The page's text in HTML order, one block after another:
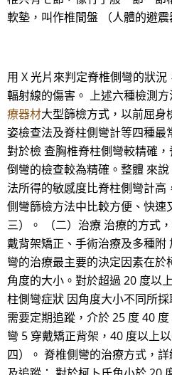
軟墊，叫作椎間盤 （人體的避震
用 X 光片來判定脊椎側彎的狀
輻射線的傷害。 上述六種檢測
療器材大型篩檢方式，以前屈身
姿檢查法及脊柱側彎計等四種最
對於檢 查胸椎脊柱側彎較精確
倒彎的檢查較為精確。整體 來
法所得的敏感度比脊柱側彎計高
側彎篩檢方法中比較方便、快速
三）。 （二）治療 治療的方式
戴背架矯正、手術治療及多種附
彎的治療最主要的決定因素在於
角度的大小。對於超過 20 度以
柱側彎症狀 因角度大小不同所
需要定期追蹤，介於 25 度 40
彎 5 穿戴矯正背架，40 度以上
四）。 脊椎側彎的治療方式，